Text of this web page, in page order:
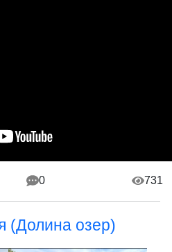
0 731
(Долина озер)